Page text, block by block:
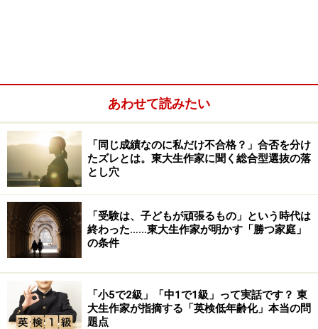
高校では、数学IとA、英語は英語コミュニケーションと
論理表現など、単純に教科の数（科目数）が倍になりま
す。それに加えて授業の進度も速いため、中学生のとき
と同じ感覚で「テスト週間」だけ勉強していても間に合
わないのです。
あわせて読みたい
「同じ成績なのに私だけ不合格？」合否を分け
たズレとは。東大生作家に聞く総合型選抜の落
とし穴
「受験は、子どもが頑張るもの」という時代は
終わった……東大生作家が明かす「勝つ家庭」
の条件
「小5で2級」「中1で1級」って実話です？ 東
大生作家が指摘する「英検低年齢化」本当の問
題点